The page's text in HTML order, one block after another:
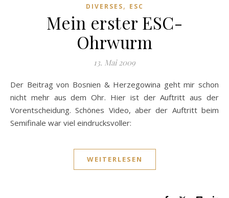
DIVERSES, ESC
Mein erster ESC-
Ohrwurm
13. Mai 2009
Der Beitrag von Bosnien & Herzegowina geht mir schon
nicht mehr aus dem Ohr. Hier ist der Auftritt aus der
Vorentscheidung. Schönes Video, aber der Auftritt beim
Semifinale war viel eindrucksvoller:
WEITERLESEN